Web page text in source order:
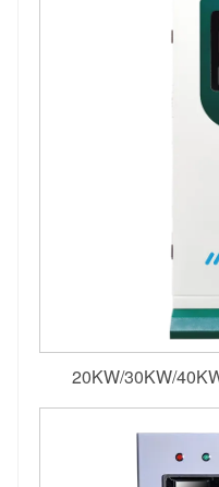
20KW/30KW/